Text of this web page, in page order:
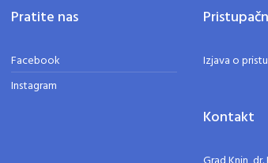
Pratite nas
Facebook
Instagram
Izjava o
Kontakt